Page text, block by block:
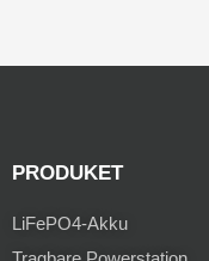
PRODUKET
LiFePO4-Akku